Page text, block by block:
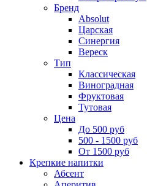
Бренд
Absolut
Царская
Синергия
Вереск
Тип
Классическая
Виноградная
Фруктовая
Тутовая
Цена
До 500 руб
500 - 1500 руб
От 1500 руб
Крепкие напитки
Абсент